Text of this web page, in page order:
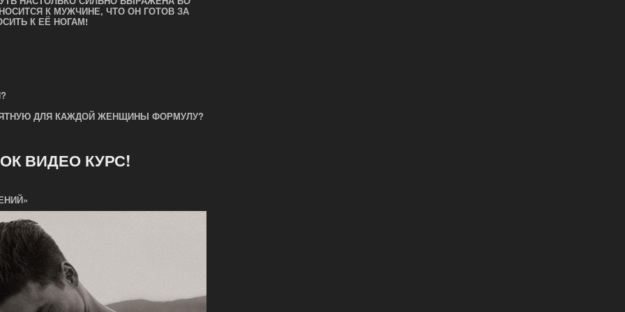
К МУЖЧИНЕ, ЧТО ОН ГОТОВ ЗА
К ЕЁ НОГАМ!
ДЛЯ КАЖДОЙ ЖЕНЩИНЫ ФОРМУЛУ?
ВИДЕО КУРС!